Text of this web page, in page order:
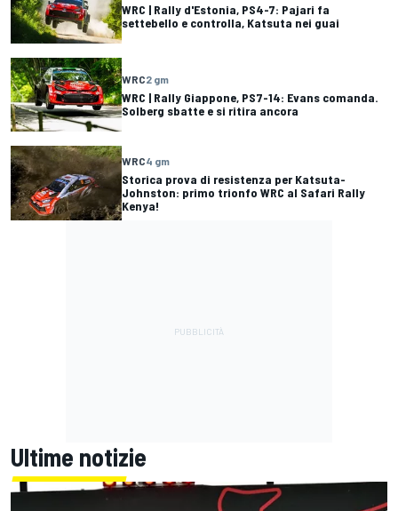
WRC | Rally d'Estonia, PS4-7: Pajari fa
settebello e controlla, Katsuta nei guai
WRC2 gm
WRC | Rally Giappone, PS7-14: Evans comanda.
Solberg sbatte e si ritira ancora
WRC4 gm
Storica prova di resistenza per Katsuta-
Johnston: primo trionfo WRC al Safari Rally
Kenya!
Ultime notizie